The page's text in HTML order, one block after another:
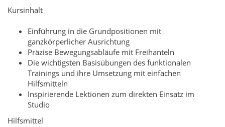
Kursinhalt
Einführung in die Grundpositionen mit
ganzkörperlicher Ausrichtung
Präzise Bewegungsabläufe mit Freihanteln
Die wichtigsten Basisübungen des funktionalen
Trainings und ihre Umsetzung mit einfachen
Hilfsmitteln
Inspirierende Lektionen zum direkten Einsatz im
Studio
Hilfsmittel